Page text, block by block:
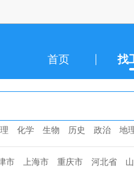
首页 找
化学 生物 历史 政治 地
市 上海市 重庆市 河北省